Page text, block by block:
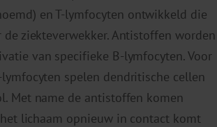
en T-lymfocyten ontwikkeld die
ziekteverwekker. Antistoffen worden
van specifieke B-lymfocyten. Voor
spelen dendritische cellen
Met name de antistoffen komen
lichaam opnieuw in contact komt